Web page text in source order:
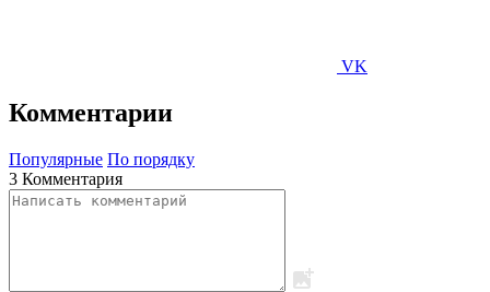
VK
Комментарии
Популярные По порядку
3 Комментария